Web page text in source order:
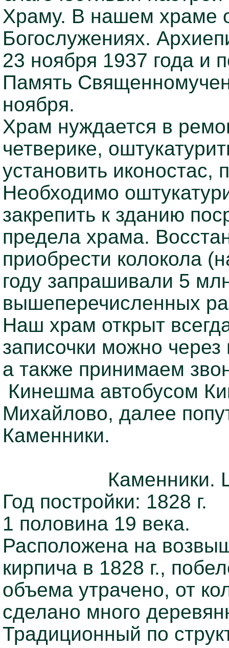
Храму. В нашем храме
Богослужениях.
23 ноября 1937 года и
Память
ноября.
Храм нуждается в
четверике,
установить иконостас,
Необходимо
закрепить к зданию
предела храма.
приобрести колокола
году запрашивали 5
вышеперечисленных
Наш храм открыт
записочки можно
а также принимаем
Кинешма автобусом
Михайлово, далее
Каменники.
Каменники.
Год постройки: 1828 г.
1 половина 19 века.
Расположена на
кирпича в 1828 г.,
объема утрачено, от
сделано много
Традиционный по